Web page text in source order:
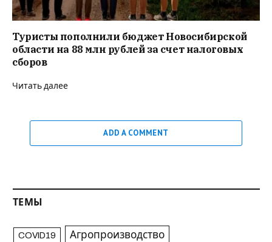
Туристы пополнили бюджет Новосибирской
области на 88 млн рублей за счет налоговых
сборов
Читать далее
ADD A COMMENT
ТЕМЫ
COVID19 Агропроизводство